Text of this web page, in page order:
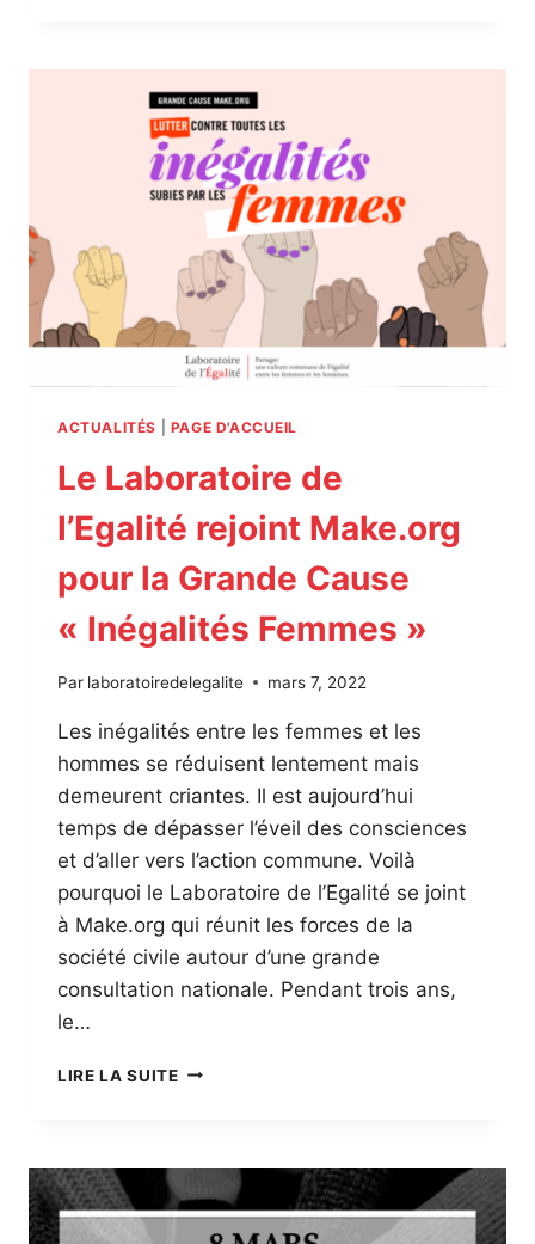
PRÉSIDENTIELLE
S’ENGAGENT
POUR
L’ÉGALITÉ
PROFESSIONNELLE
ACTUALITÉS PAGE D'ACCUEIL
Le Laboratoire de
l’Egalité rejoint Make.org
pour la Grande Cause
« Inégalités Femmes »
Par laboratoiredelegalite mars 7, 2022
Les inégalités entre les femmes et les
hommes se réduisent lentement mais
demeurent criantes. Il est aujourd’hui
temps de dépasser l’éveil des consciences
et d’aller vers l’action commune. Voilà
pourquoi le Laboratoire de l’Egalité se joint
à Make.org qui réunit les forces de la
société civile autour d’une grande
consultation nationale. Pendant trois ans,
le…
LIRE LA SUITELE
REJOINT
MAKE.ORG
POUR